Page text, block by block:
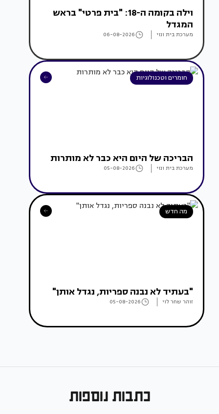
וילה בקומה ה-18: "בית פרטי" בראש
המגדל
מערכת בית ונוי 06-08-2026
חומרים וטכנולוגיות
הבריכה של היום היא כבר לא מותרות
מערכת בית ונוי 05-08-2026
מה חדש
"בעתיד לא נבנה ספריות, נגדל אותן"
זוהר שחר לוי 05-08-2026
כתבות נוספות